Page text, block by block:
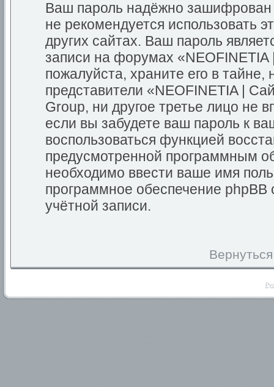
Ваш пароль надёжно
не рекомендуется использовать
других сайтах. Ваш пароль
записи на форумах
пожалуйста, храните его в тайне,
представители «NEOFINETIA |
Group, ни другое третье лицо не
если вы забудете ваш пароль к
воспользоваться функцией
предусмотренной программным
необходимо ввести ваше имя
программное обеспечение
учётной записи.